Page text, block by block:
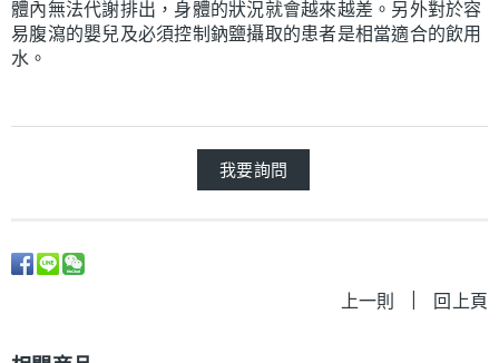
體內無法代謝排出，身體的狀況就會越來越差。另外對於容
易腹瀉的嬰兒及必須控制鈉鹽攝取的患者是相當適合的飲用
水。
我要詢問
上一則 | 回上頁